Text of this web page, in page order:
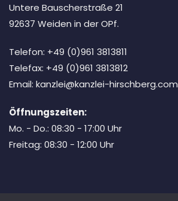
Untere Bauscherstraße 21
92637 Weiden in der OPf.
Telefon: +49 (0)961 3813811
Telefax: +49 (0)961 3813812
Email: kanzlei@kanzlei-hirschberg.com
Öffnungszeiten:
Mo. - Do.: 08:30 - 17:00 Uhr
Freitag: 08:30 - 12:00 Uhr